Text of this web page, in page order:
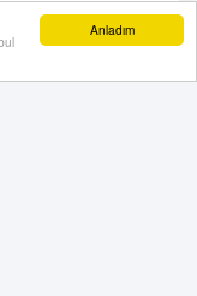
Anladım